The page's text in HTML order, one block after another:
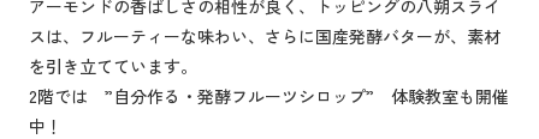
アーモンドの香ばしさの相性が良く、トッピングの八朔スライ
スは、フルーティーな味わい、さらに国産発酵バターが、素材
を引き立てています。
2階では ”自分作る・発酵フルーツシロップ” 体験教室も開催
中！